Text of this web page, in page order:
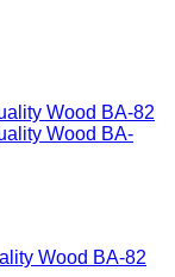
Wood BA-82